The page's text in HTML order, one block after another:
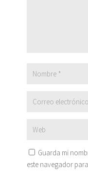
Guarda mi
este navegador